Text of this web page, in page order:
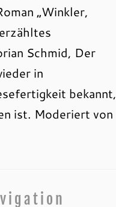
„Winkler,
Schmid, Der
in
bekannt,
ist. Moderiert von